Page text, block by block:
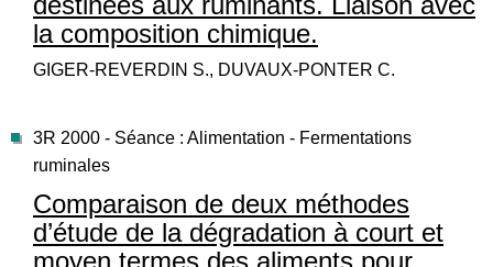
la composition chimique.
GIGER-REVERDIN S., DUVAUX-PONTER C.
3R 2000 - Séance : Alimentation - Fermentations
ruminales
Comparaison de deux méthodes
d’étude de la dégradation à court et